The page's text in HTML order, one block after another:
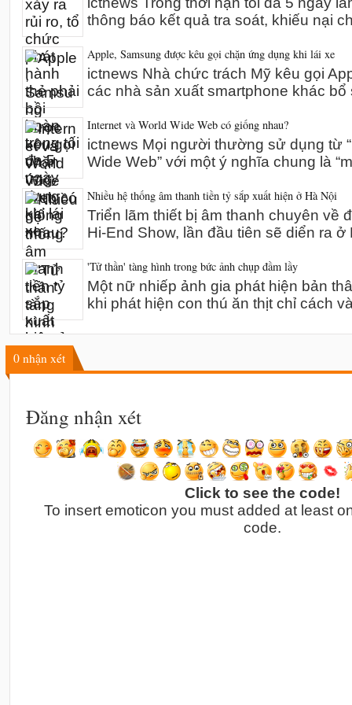
thông báo kết quả tra soát, khiếu nại
Apple, Samsung được kêu gọi chặn ứng dụng khi lái xe
ictnews Nhà chức trách Mỹ kêu gọi
các nhà sản xuất smartphone khác bổ
Internet và World Wide Web có giống nhau?
ictnews Mọi người thường sử dụng từ
Wide Web” với một ý nghĩa chung là
Nhiều hệ thống âm thanh tiền tỷ sắp xuất hiện ở Hà Nội
Triển lãm thiết bị âm thanh chuyên về
Hi-End Show, lần đầu tiên sẽ diển ra
'Tử thần' tàng hình trong bức ảnh chụp đầm lầy
Một nữ nhiếp ảnh gia phát hiện bản
khi phát hiện con thú ăn thịt chỉ cách
0 nhận xét
Đăng nhận xét
Click to see the code!
To insert emoticon you must added at least
code.